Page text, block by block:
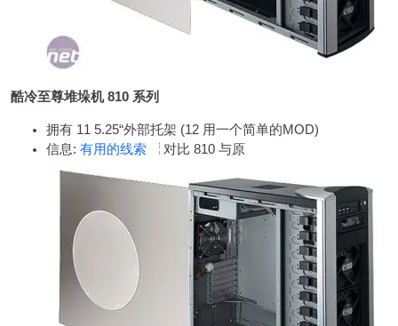
酷冷至尊堆垛机 810 系列
拥有 11 5.25“外部托架 (12 用一个简单的MOD)
信息:有用的线索 对比 810 与原